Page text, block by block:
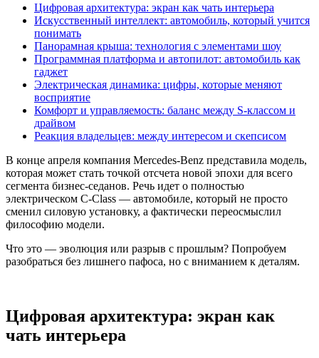
Цифровая архитектура: экран как чать интерьера
Искусственный интеллект: автомобиль, который учится
понимать
Панорамная крыша: технология с элементами шоу
Программная платформа и автопилот: автомобиль как
гаджет
Электрическая динамика: цифры, которые меняют
восприятие
Комфорт и управляемость: баланс между S-классом и
драйвом
Реакция владельцев: между интересом и скепсисом
В конце апреля компания Mercedes-Benz представила модель,
которая может стать точкой отсчета новой эпохи для всего
сегмента бизнес-седанов. Речь идет о полностью
электрическом C-Class — автомобиле, который не просто
сменил силовую установку, а фактически переосмыслил
философию модели.
Что это — эволюция или разрыв с прошлым? Попробуем
разобраться без лишнего пафоса, но с вниманием к деталям.
Цифровая архитектура: экран как
чать интерьера